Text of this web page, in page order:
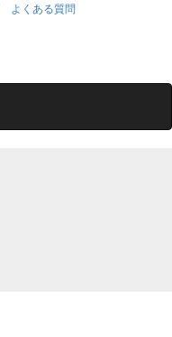
よくある質問